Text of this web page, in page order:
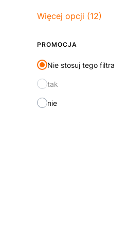
Marka
Więcej opcji (12)
PROMOCJA
Nie stosuj tego filtra
tak
nie